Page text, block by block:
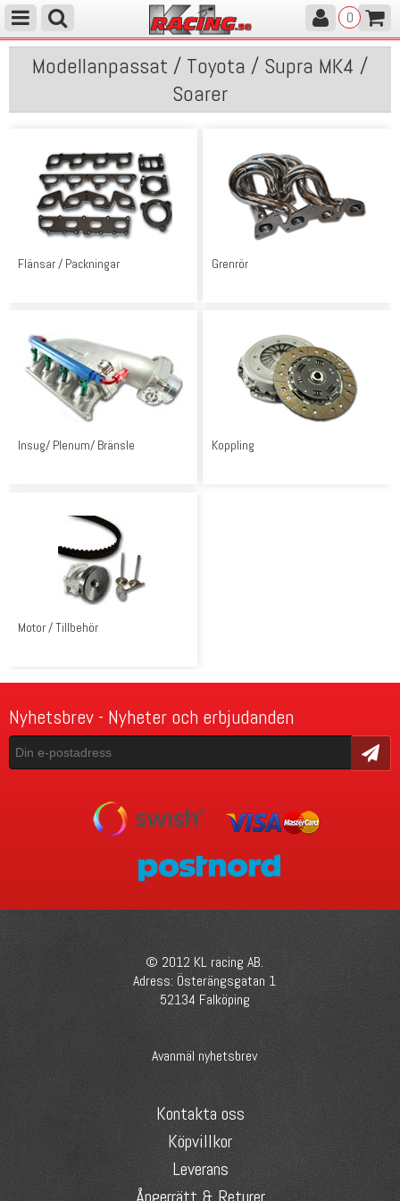
0
Modellanpassat / Toyota / Supra MK4 /
Soarer
Flänsar / Packningar Grenrör
Insug/ Plenum/ Bränsle Koppling
Motor / Tillbehör
Nyhetsbrev - Nyheter och erbjudanden
Skicka
© 2012 KL racing AB.
Adress: Österängsgatan 1
52134 Falköping
Avanmäl nyhetsbrev
Kontakta oss
Köpvillkor
Leverans
Ångerrätt & Returer